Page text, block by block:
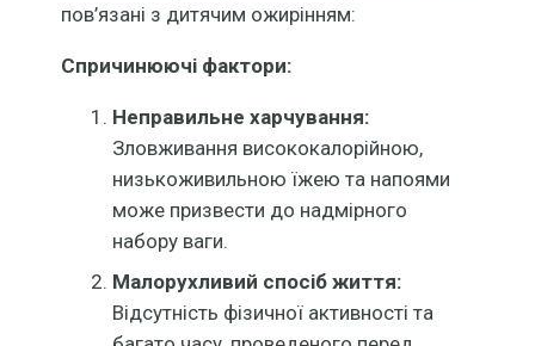
пов’язані з дитячим ожирінням:
Спричинюючі фактори:
Неправильне харчування:
Зловживання висококалорійною,
низькоживильною їжею та напоями
може призвести до надмірного
набору ваги.
Малорухливий спосіб життя:
Відсутність фізичної активності та